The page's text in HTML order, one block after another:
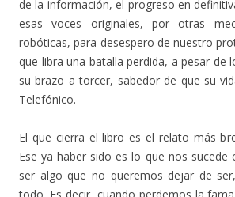
de la información, el progreso en
esas voces originales, por otras
robóticas, para desespero de nuestro
que libra una batalla perdida, a pesar de
su brazo a torcer, sabedor de que su
Telefónico.
El que cierra el libro es el relato más
Ese ya haber sido es lo que nos sucede
ser algo que no queremos dejar de